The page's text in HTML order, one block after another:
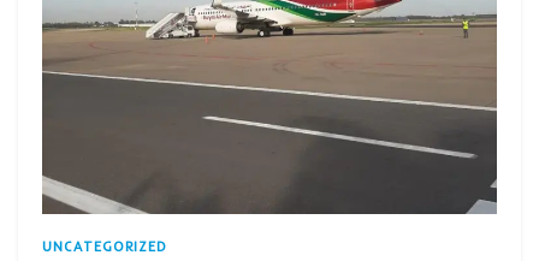
UNCATEGORIZED